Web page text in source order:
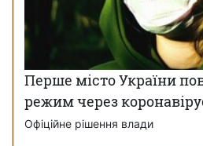
Перше місто України
режим через
Офіційне рішення влади